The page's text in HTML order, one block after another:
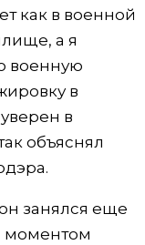
как в военной
а я
военную
в
в
объяснял
занялся еще
моментом